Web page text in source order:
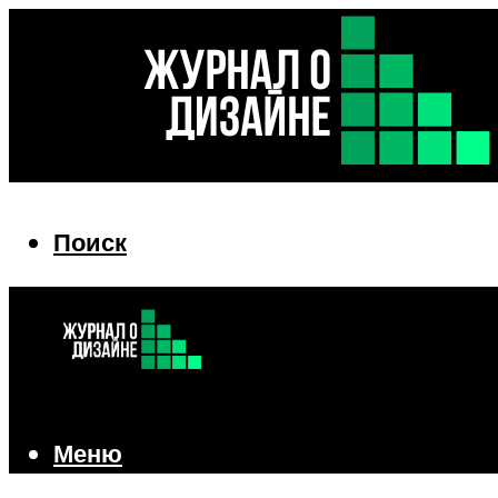
Поиск
Поиск
Меню